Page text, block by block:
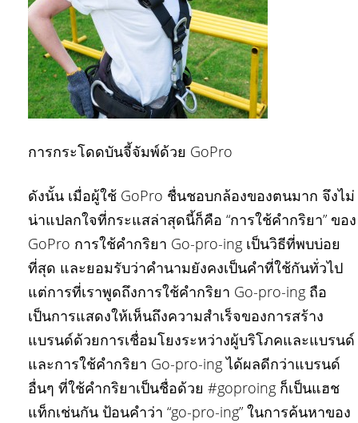
การกระโดดบันจี้จัมพ์ด้วย GoPro
ดังนั้น เมื่อผู้ใช้ GoPro ชื่นชอบกล้องของตนมาก จึงไม่
น่าแปลกใจที่กระแสล่าสุดนี้ก็คือ “การใช้คำกริยา” ของ
GoPro การใช้คำกริยา Go-pro-ing เป็นวิธีที่พบบ่อย
ที่สุด และยอมรับว่าคำนามยังคงเป็นคำที่ใช้กันทั่วไป
แต่การที่เราพูดถึงการใช้คำกริยา Go-pro-ing ถือ
เป็นการแสดงให้เห็นถึงความสำเร็จของการสร้าง
แบรนด์ด้วยการเชื่อมโยงระหว่างผู้บริโภคและแบรนด์
และการใช้คำกริยา Go-pro-ing ได้ผลดีกว่าแบรนด์
อื่นๆ ที่ใช้คำกริยาเป็นชื่อด้วย #goproing ก็เป็นแฮช
แท็กเช่นกัน ป้อนคำว่า “go-pro-ing” ในการค้นหาของ